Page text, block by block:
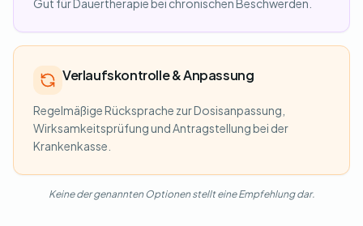
Gut für Dauertherapie bei chronischen Beschwerden.
Verlaufskontrolle & Anpassung
Regelmäßige Rücksprache zur Dosisanpassung,
Wirksamkeitsprüfung und Antragstellung bei der
Krankenkasse.
Keine der genannten Optionen stellt eine Empfehlung dar.